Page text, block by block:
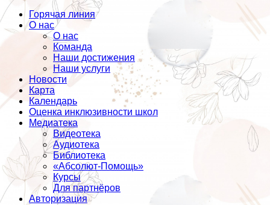
Горячая линия
О нас
О нас
Команда
Наши достижения
Наши услуги
Новости
Карта
Календарь
Оценка инклюзивности школ
Медиатека
Видеотека
Аудиотека
Библиотека
«Абсолют-Помощь»
Курсы
Для партнёров
Авторизация